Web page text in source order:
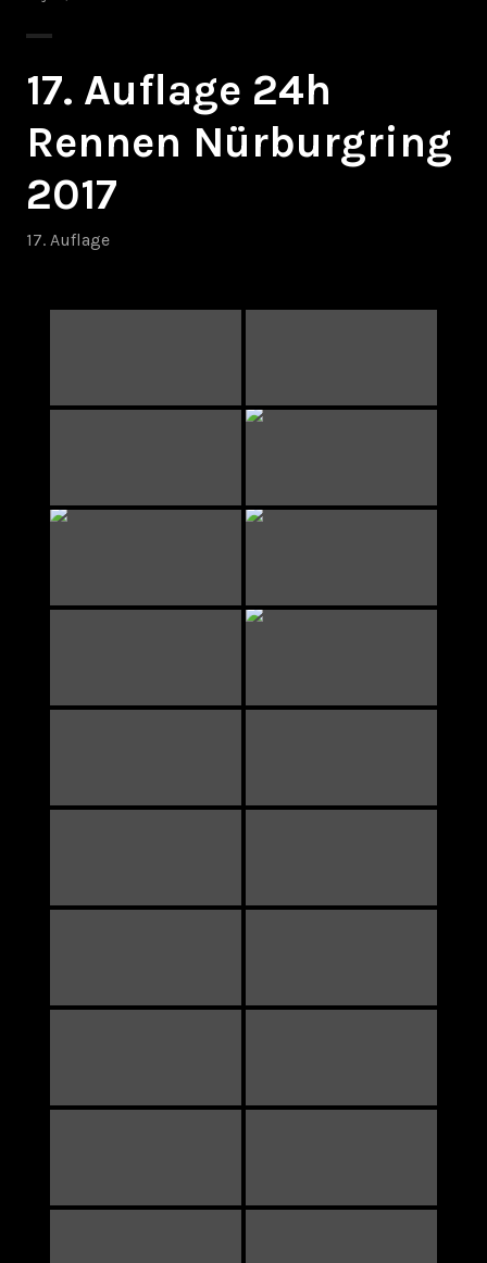
17. Auflage 24h
Rennen Nürburgring
2017
17. Auflage